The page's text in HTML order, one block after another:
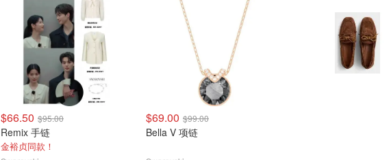
$66.50 $95.00
Remix 手链
金裕贞同款！
$69.00 $99.00
Bella V 项链